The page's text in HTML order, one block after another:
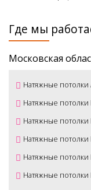
Где мы
Московская
Натяжные
Натяжные потолки
Натяжные
Натяжные потолки
Натяжные
Натяжные